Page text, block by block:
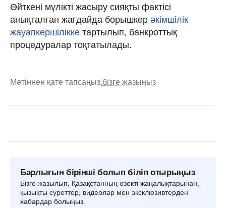
Өйткені мүлікті жасыру сияқты фактісі
анықталған жағдайда борышкер әкімшілік
жауапкершілікке тартылып, банкроттық
процедуралар тоқтатылады.
Мәтіннен қате тапсаңыз,бізге жазыңыз
Барлығын бірінші болып біліп отырыңыз
Бізге жазылып, Қазақстанның өзекті жаңалықтарынан,
қызықты суреттер, видеолар мен эксклюзивтерден
хабардар болыңыз.